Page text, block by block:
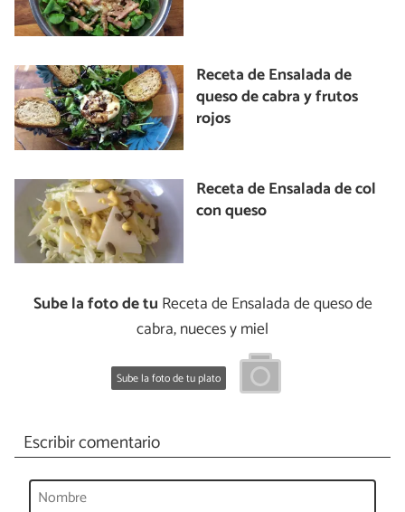
Receta de Ensalada de
queso de cabra y frutos
rojos
Receta de Ensalada de col
con queso
Sube la foto de tu Receta de Ensalada de queso de
cabra, nueces y miel
Sube la foto de tu plato
Escribir comentario